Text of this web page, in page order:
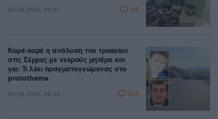
08.08.2026, 09:25 114
Καρέ-καρέ η ανάλυση του τροχαίου
στις Σέρρες με νεκρούς μητέρα και
γιο: Τι λέει πραγματογνώμονας στο
protothema
08.08.2026, 08:36 204